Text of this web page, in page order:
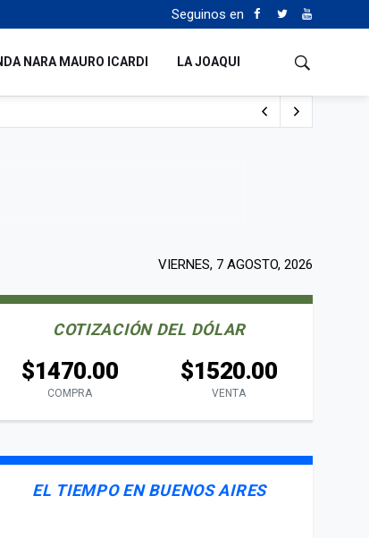
Seguinos en
NARA MAURO ICARDI LA JOAQUI
VIERNES, 7 AGOSTO, 2026
COTIZACIÓN DEL DÓLAR
$1470.00
COMPRA
$1520.00
VENTA
EL TIEMPO EN BUENOS AIRES